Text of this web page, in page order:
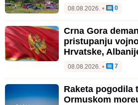
08.08.2026. • 0
Crna Gora
pristupanju
Hrvatske,
08.08.2026. • 7
Raketa pogodila
Ormuskom